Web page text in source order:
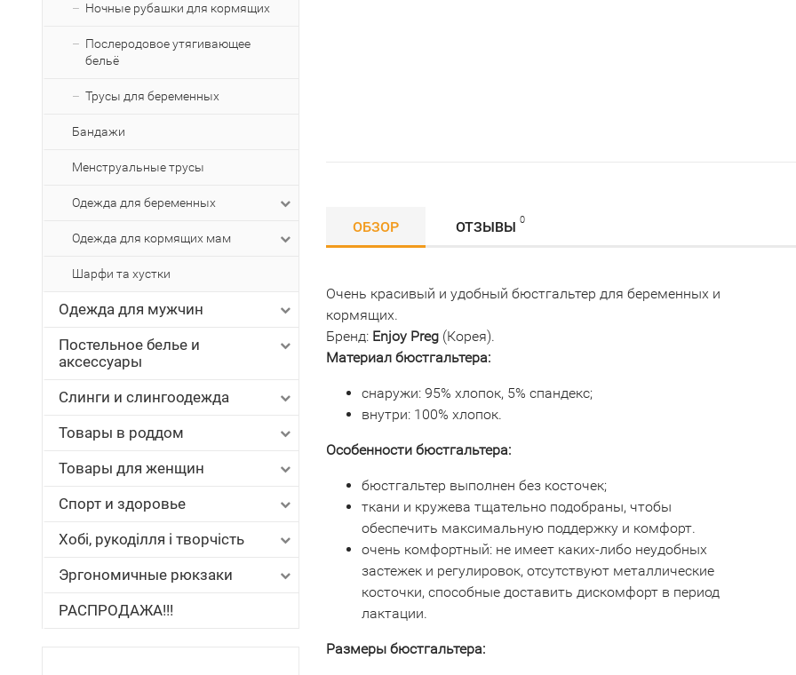
Ночные рубашки для кормящих
Послеродовое утягивающее
бельё
Трусы для беременных
Бандажи
Менструальные трусы
Одежда для беременных
Одежда для кормящих мам
Шарфи та хустки
Одежда для мужчин
Постельное белье и
аксессуары
Слинги и слингоодежда
Товары в роддом
Товары для женщин
Спорт и здоровье
Хобі, рукоділля і творчість
Эргономичные рюкзаки
РАСПРОДАЖА!!!
ОБЗОР ОТЗЫВЫ 0
Очень красивый и удобный бюстгальтер для беременных и
кормящих.
Бренд: Enjoy Preg (Корея).
Материал бюстгальтера:
снаружи: 95% хлопок, 5% спандекс;
внутри: 100% хлопок.
Особенности бюстгальтера:
бюстгальтер выполнен без косточек;
ткани и кружева тщательно подобраны, чтобы
обеспечить максимальную поддержку и комфорт.
очень комфортный: не имеет каких-либо неудобных
застежек и регулировок, отсутствуют металлические
косточки, способные доставить дискомфорт в период
лактации.
Размеры бюстгальтера: